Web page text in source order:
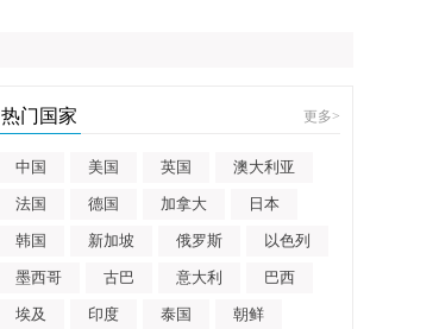
热门国家 更多>
中国 美国 英国 澳大利亚
法国 德国 加拿大 日本
韩国 新加坡 俄罗斯 以色列
墨西哥 古巴 意大利 巴西
埃及 印度 泰国 朝鲜